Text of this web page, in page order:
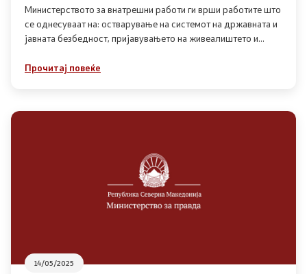
Сервисни информации
Министерството за внатрешни работи ги врши работите што
се однесуваат на: остварување на системот на државната и
јавната безбедност, пријавувањето на живеалиштето и
Прочитај повеќе
14/05/2025